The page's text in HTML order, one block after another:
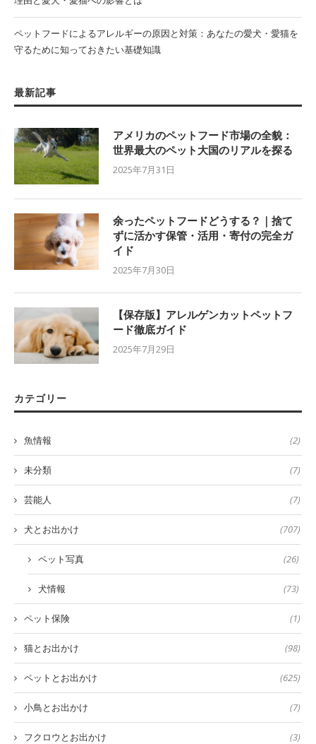
ペットフードによるアレルギーの原因と対策：あなたの愛犬・愛猫を
守るために知っておきたい基礎知識
最新記事
アメリカのペットフード市場の全貌：
世界最大のペット大国のリアルを探る
2025年7月31日
余ったペットフードどうする？｜捨て
ずに活かす保管・活用・寄付の完全ガ
イド
2025年7月30日
【保存版】アレルゲンカットペットフ
ード徹底ガイド
2025年7月29日
カテゴリー
魚情報 (2)
未分類 (7)
芸能人 (7)
犬とお出かけ (707)
ペット写真 (26)
犬情報 (73)
ペット保険 (1)
猫とお出かけ (98)
ペットとお出かけ (625)
小鳥とお出かけ (7)
フクロウとお出かけ (3)